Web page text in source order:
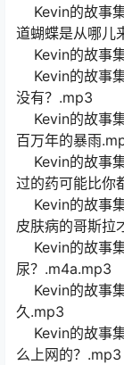
Kevin的故事
道蝴蝶是从哪儿
Kevin的故事
Kevin的故事
没有？.mp3
Kevin的故事
百万年的暴雨
Kevin的故事
过的药可能比你
Kevin的故事
皮肤病的哥斯拉
Kevin的故事
尿？.m4a.mp3
Kevin的故事
久.mp3
Kevin的故事
么上网的？.mp3